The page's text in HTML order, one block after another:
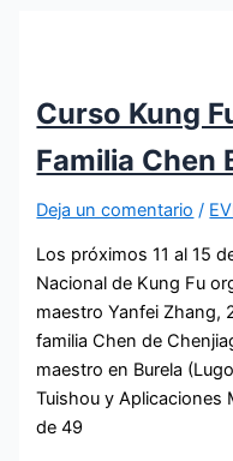
Curso Kung
Familia Chen
Deja un comentario /
Los próximos 11 al 15
Nacional de Kung Fu
maestro Yanfei Zhang,
familia Chen de
maestro en Burela
Tuishou y Aplicaciones
de 49